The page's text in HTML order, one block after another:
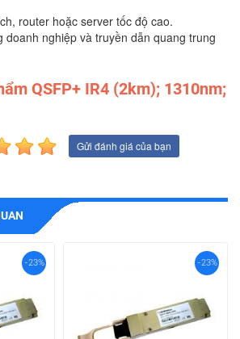
router hoặc server tốc độ cao.
doanh nghiệp và truyền dẫn quang trung
QSFP+ IR4 (2km); 1310nm;
Gửi đánh giá của bạn
-23% -23%